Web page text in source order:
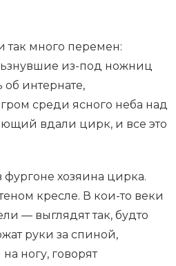
много перемен:
из-под ножниц
об интернате,
среди ясного неба над
вдали цирк, и все это
фургоне хозяина цирка.
кресле. В кои-то веки
— выглядят так, будто
руки за спиной,
ногу, говорят